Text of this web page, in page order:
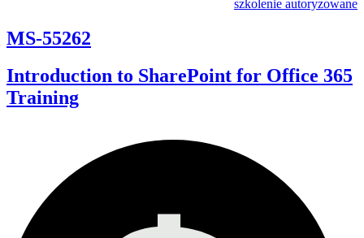
szkolenie autoryzowane
MS-55262
Introduction to SharePoint for Office 365
Training